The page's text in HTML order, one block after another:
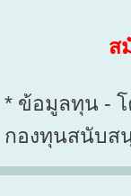
ส
* ข้อมูลทุน -
กองทุนสนับส